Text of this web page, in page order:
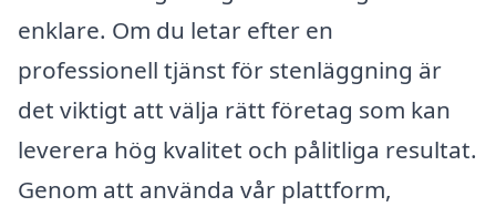
enklare. Om du letar efter en
professionell tjänst för stenläggning är
det viktigt att välja rätt företag som kan
leverera hög kvalitet och pålitliga resultat.
Genom att använda vår plattform,